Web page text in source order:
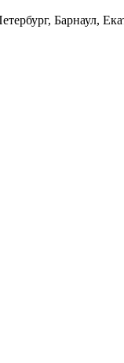
Барнаул,